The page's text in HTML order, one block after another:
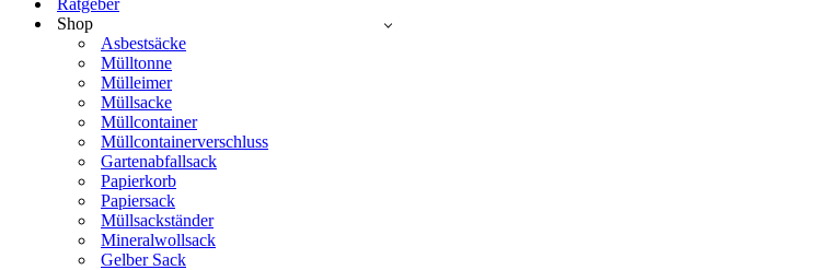
Ratgeber
Shop
Asbestsäcke
Mülltonne
Mülleimer
Müllsacke
Müllcontainer
Müllcontainerverschluss
Gartenabfallsack
Papierkorb
Papiersack
Müllsackständer
Mineralwollsack
Gelber Sack